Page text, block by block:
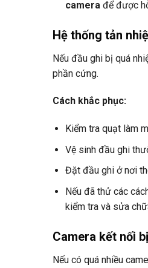
camerađể được
Hệ thống tản
Nếu đầu ghi bị quá
phần cứng.
Cách khắc phục:
Kiểm tra quạt làm
Vệ sinh đầu ghi
Đặt đầu ghi ở nơi
Nếu đã thử các
kiểm tra và sửa
Camera kết nối
Nếu có quá nhiều